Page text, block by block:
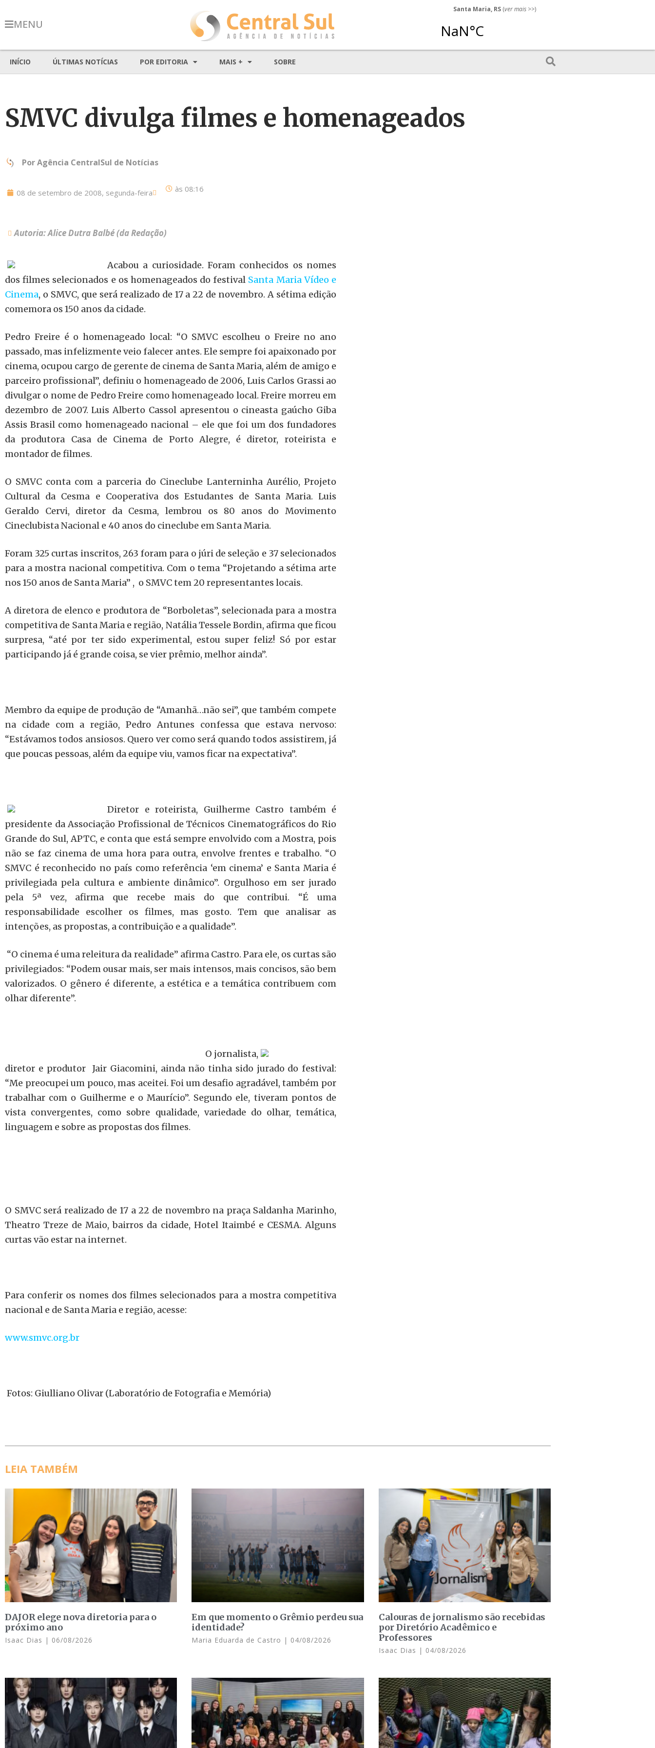
MENU
Santa Maria, RS (ver mais >>)
INÍCIO ÚLTIMAS NOTÍCIAS POR EDITORIA MAIS + SOBRE
SMVC divulga filmes e homenageados
PorAgência CentralSul de Notícias
08 de setembro de 2008, segunda-feira às 08:16
Autoria: Alice Dutra Balbé (da Redação)
Acabou a curiosidade. Foram conhecidos os nomes
dos filmes selecionados e os homenageados do festival Santa Maria Vídeo e
Cinema, o SMVC, que será realizado de 17 a 22 de novembro. A sétima edição
comemora os 150 anos da cidade.
Pedro Freire é o homenageado local: “O SMVC escolheu o Freire no ano
passado, mas infelizmente veio falecer antes. Ele sempre foi apaixonado por
cinema, ocupou cargo de gerente de cinema de Santa Maria, além de amigo e
parceiro profissional”, definiu o homenageado de 2006, Luis Carlos Grassi ao
divulgar o nome de Pedro Freire como homenageado local. Freire morreu em
dezembro de 2007. Luis Alberto Cassol apresentou o cineasta gaúcho Giba
Assis Brasil como homenageado nacional – ele que foi um dos fundadores
da produtora Casa de Cinema de Porto Alegre, é diretor, roteirista e
montador de filmes.
O SMVC conta com a parceria do Cineclube Lanterninha Aurélio, Projeto
Cultural da Cesma e Cooperativa dos Estudantes de Santa Maria. Luis
Geraldo Cervi, diretor da Cesma, lembrou os 80 anos do Movimento
Cineclubista Nacional e 40 anos do cineclube em Santa Maria.
Foram 325 curtas inscritos, 263 foram para o júri de seleção e 37 selecionados
para a mostra nacional competitiva. Com o tema “Projetando a sétima arte
nos 150 anos de Santa Maria” , o SMVC tem 20 representantes locais.
A diretora de elenco e produtora de “Borboletas”, selecionada para a mostra
competitiva de Santa Maria e região, Natália Tessele Bordin, afirma que ficou
surpresa, “até por ter sido experimental, estou super feliz! Só por estar
participando já é grande coisa, se vier prêmio, melhor ainda”.
Membro da equipe de produção de “Amanhã…não sei”, que também compete
na cidade com a região, Pedro Antunes confessa que estava nervoso:
“Estávamos todos ansiosos. Quero ver como será quando todos assistirem, já
que poucas pessoas, além da equipe viu, vamos ficar na expectativa”.
Diretor e roteirista, Guilherme Castro também é
presidente da Associação Profissional de Técnicos Cinematográficos do Rio
Grande do Sul, APTC, e conta que está sempre envolvido com a Mostra, pois
não se faz cinema de uma hora para outra, envolve frentes e trabalho. “O
SMVC é reconhecido no país como referência ‘em cinema’ e Santa Maria é
privilegiada pela cultura e ambiente dinâmico”. Orgulhoso em ser jurado
pela 5ª vez, afirma que recebe mais do que contribui. “É uma
responsabilidade escolher os filmes, mas gosto. Tem que analisar as
intenções, as propostas, a contribuição e a qualidade”.
“O cinema é uma releitura da realidade” afirma Castro. Para ele, os curtas são
privilegiados: “Podem ousar mais, ser mais intensos, mais concisos, são bem
valorizados. O gênero é diferente, a estética e a temática contribuem com
olhar diferente”.
O jornalista,
diretor e produtor
Jair Giacomini, ainda não tinha sido jurado do festival:
“Me preocupei um pouco, mas aceitei. Foi um desafio agradável, também por
trabalhar com o Guilherme e o Maurício”. Segundo ele, tiveram pontos de
vista convergentes, como sobre qualidade, variedade do olhar, temática,
linguagem e sobre as propostas dos filmes.
O SMVC será realizado de 17 a 22 de novembro na praça Saldanha Marinho,
Theatro Treze de Maio, bairros da cidade, Hotel Itaimbé e CESMA. Alguns
curtas vão estar na internet.
Para conferir os nomes dos filmes selecionados para a mostra competitiva
nacional e de Santa Maria e região, acesse:
www.smvc.org.br
Fotos: Giulliano Olivar (Laboratório de Fotografia e Memória)
LEIA TAMBÉM
DAJOR elege nova diretoria para o
próximo ano
Isaac Dias 06/08/2026
Em que momento o Grêmio perdeu sua
identidade?
Maria Eduarda de Castro 04/08/2026
Calouras de jornalismo são recebidas
por Diretório Acadêmico e
Professores
Isaac Dias 04/08/2026